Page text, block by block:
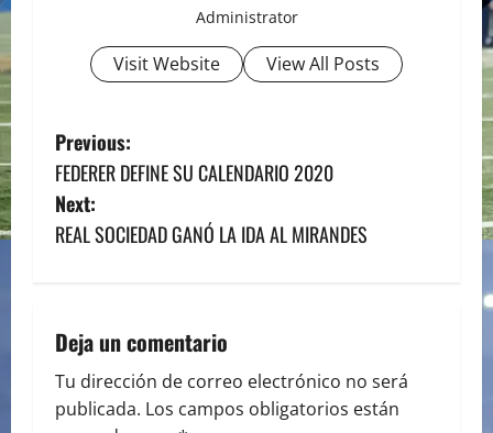
Administrator
Visit Website View All Posts
P
o
s
n
a
Previous:
FEDERER DEFINE SU CALENDARIO 2020
Next:
REAL SOCIEDAD GANÓ LA IDA AL MIRANDES
Deja un comentario
Tu dirección de correo electrónico no será
publicada. Los campos obligatorios están